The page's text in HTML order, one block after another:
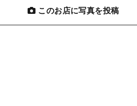
このお店に写真を投稿